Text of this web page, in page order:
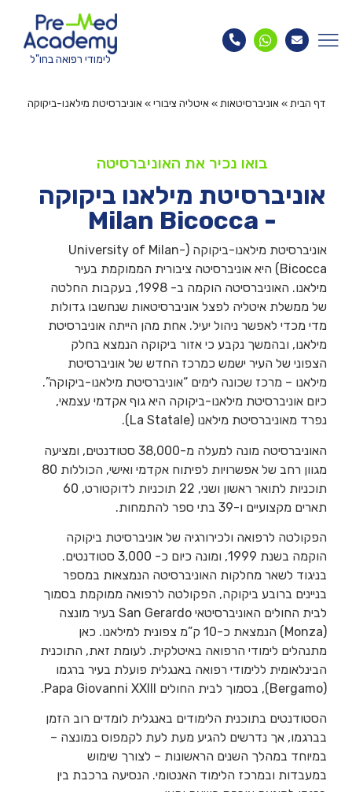
לימודי רפואה בחו"ל
דף הבית»אוניברסיטאות»איטליה ציבורי»אוניברסיטת מילאנו-ביקוקה
בואו נכיר את האוניברסיטה
אוניברסיטת מילאנו ביקוקה
- Milan Bicocca
אוניברסיטת מילאנו-ביקוקה (University of Milan-
Bicocca) היא אוניברסיטה ציבורית הממוקמת בעיר
מילאנו. האוניברסיטה הוקמה ב- 1998, בעקבות החלטה
של ממשלת איטליה לפצל אוניברסיטאות שנחשבו גדולות
מדי מכדי לאפשר ניהול יעיל. אחת מהן הייתה אוניברסיטת
מילאנו, ובהמשך נקבע כי אזור ביקוקה הנמצא בחלק
הצפוני של העיר ישמש כמרכז החדש של אוניברסיטת
מילאנו – מרכז שכונה לימים “אוניברסיטת מילאנו-ביקוקה”.
כיום אוניברסיטת מילאנו-ביקוקה היא גוף אקדמי עצמאי,
נפרד מאוניברסיטת מילאנו (La Statale).
האוניברסיטה מונה למעלה מ-38,000 סטודנטים, ומציעה
מגוון רחב של אפשרויות לפיתוח אקדמי ואישי, הכוללות 80
תוכניות לתואר ראשון ושני, 22 תוכניות לדוקטורט, 60
תארים מקצועיים ו-39 בתי ספר להתמחות.
הפקולטה לרפואה ולכירורגיה של אוניברסיטת ביקוקה
הוקמה בשנת 1999, ומונה כיום כ- 3,000 סטודנטים.
בניגוד לשאר מחלקות האוניברסיטה הנמצאות במספר
בניינים ברובע ביקוקה, הפקולטה לרפואה ממוקמת בסמוך
לבית החולים האוניברסיטאי San Gerardo בעיר מונצה
(Monza) הנמצאת כ-10 ק”מ צפונית למילאנו. כאן
מתנהלים לימודי הרפואה באיטלקית. לעומת זאת, התוכנית
הבינלאומית ללימודי רפואה באנגלית פועלת בעיר ברגמו
(Bergamo), בסמוך לבית החולים Papa Giovanni XXIII.
הסטודנטים בתוכנית הלימודים באנגלית לומדים רוב הזמן
בברגמו, אך נדרשים להגיע מעת לעת לקמפוס במונצה –
במיוחד במהלך השנים הראשונות – לצורך שימוש
במעבדות ובמרכז הלימוד האנטומי. הנסיעה ברכבת בין